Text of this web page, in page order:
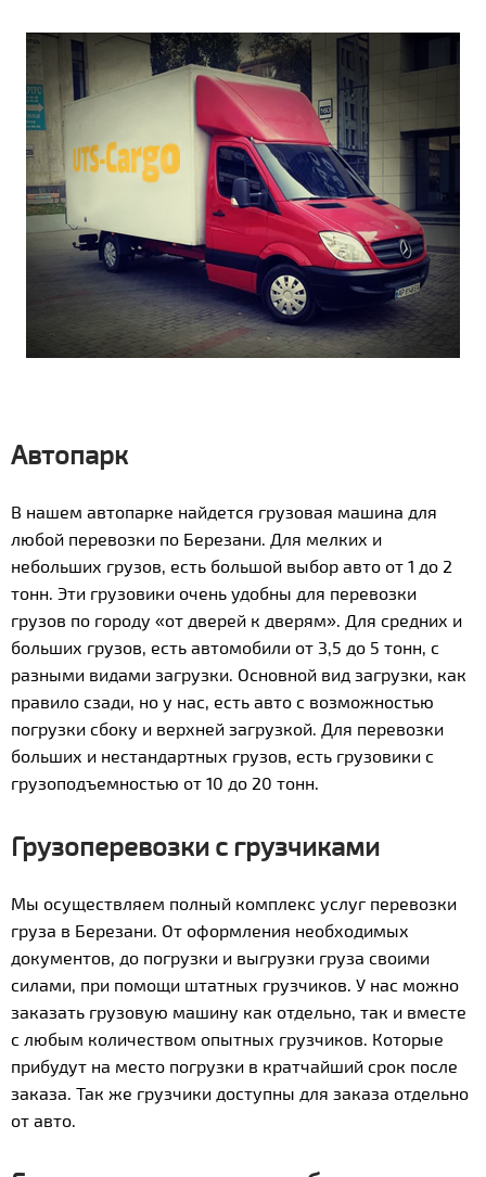
Автопарк
В нашем автопарке найдется грузовая машина для
любой перевозки по Березани. Для мелких и
небольших грузов, есть большой выбор авто от 1 до 2
тонн. Эти грузовики очень удобны для перевозки
грузов по городу «от дверей к дверям». Для средних и
больших грузов, есть автомобили от 3,5 до 5 тонн, с
разными видами загрузки. Основной вид загрузки, как
правило сзади, но у нас, есть авто с возможностью
погрузки сбоку и верхней загрузкой. Для перевозки
больших и нестандартных грузов, есть грузовики с
грузоподъемностью от 10 до 20 тонн.
Грузоперевозки с грузчиками
Мы осуществляем полный комплекс услуг перевозки
груза в Березани. От оформления необходимых
документов, до погрузки и выгрузки груза своими
силами, при помощи штатных грузчиков. У нас можно
заказать грузовую машину как отдельно, так и вместе
с любым количеством опытных грузчиков. Которые
прибудут на место погрузки в кратчайший срок после
заказа. Так же грузчики доступны для заказа отдельно
от авто.